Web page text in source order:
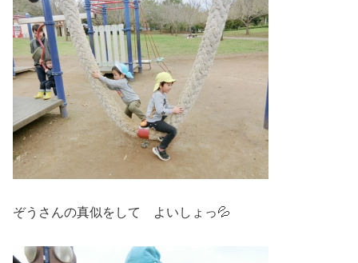
ぞうさんの真似をして よいしょっ💦